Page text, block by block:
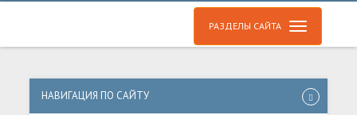
РАЗДЕЛЫ САЙТА
НАВИГАЦИЯ ПО САЙТУ